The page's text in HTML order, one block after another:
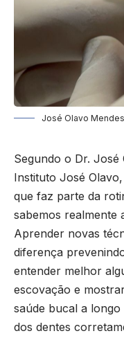
José Olavo Mendes
Segundo o Dr.
Instituto José
que faz parte da
sabemos realmente
Aprender novas
diferença
entender melhor
escovação e
saúde bucal a
dos dentes